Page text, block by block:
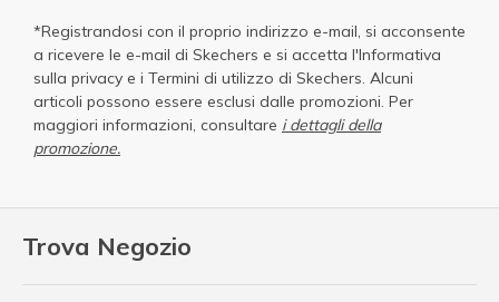
Trova Negozio
*Registrandosi con il proprio indirizzo e-mail, si acconsente
a ricevere le e-mail di Skechers e si accetta l'Informativa
sulla privacy e i Termini di utilizzo di Skechers. Alcuni
articoli possono essere esclusi dalle promozioni. Per
maggiori informazioni, consultare i dettagli della
promozione.